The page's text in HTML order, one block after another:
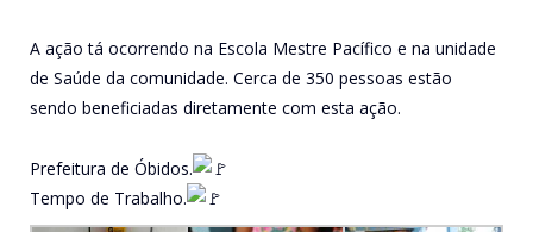
A ação tá ocorrendo na Escola Mestre Pacífico e na unidade
de Saúde da comunidade. Cerca de 350 pessoas estão
sendo beneficiadas diretamente com esta ação.
Prefeitura de Óbidos.
Tempo de Trabalho.